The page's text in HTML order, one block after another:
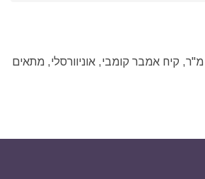
דרגת חוזק 7, עד 200 מ"ר, קיח אמבר קומבי, אוניוורסלי, מתאים